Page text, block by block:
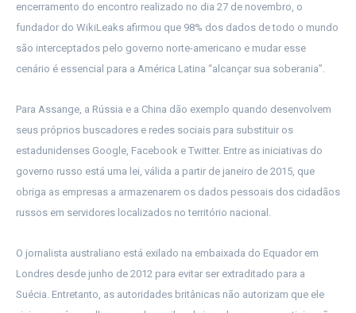
encerramento do encontro realizado no dia 27 de novembro, o
fundador do WikiLeaks afirmou que 98% dos dados de todo o mundo
são interceptados pelo governo norte-americano e mudar esse
cenário é essencial para a América Latina “alcançar sua soberania”.
Para Assange, a Rússia e a China dão exemplo quando desenvolvem
seus próprios buscadores e redes sociais para substituir os
estadunidenses Google, Facebook e Twitter. Entre as iniciativas do
governo russo está uma lei, válida a partir de janeiro de 2015, que
obriga as empresas a armazenarem os dados pessoais dos cidadãos
russos em servidores localizados no território nacional.
O jornalista australiano está exilado na embaixada do Equador em
Londres desde junho de 2012 para evitar ser extraditado para a
Suécia. Entretanto, as autoridades britânicas não autorizam que ele